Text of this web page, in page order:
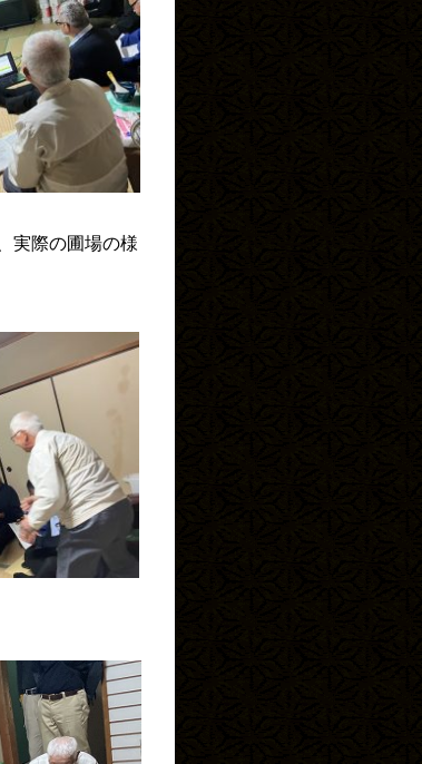
実際の圃場の様